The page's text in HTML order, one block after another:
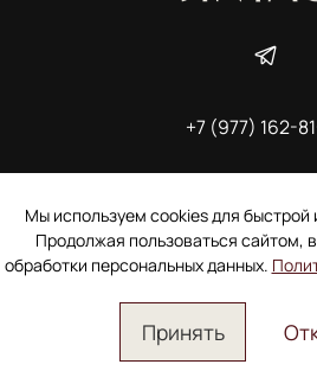
+7 (977) 162-
Пользовательское
Электронное согласие
Согласие на обработку
Мы используем cookies для быстрой
Продолжая пользоваться сайтом,
обработки персональных данных.
Принять